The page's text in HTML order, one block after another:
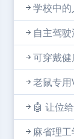
学校中的
自主驾
可穿戴
老鼠专
🤖 让位
麻省理